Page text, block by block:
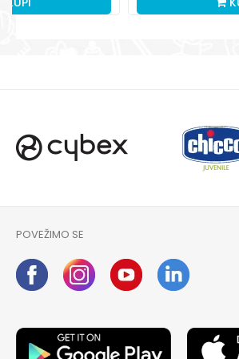
POVEŽIMO SE